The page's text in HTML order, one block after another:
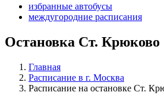
избранные автобусы
междугородние расписания
Остановка Ст. Крюково
Главная
Расписание в г. Москва
Расписание на остановке Ст.